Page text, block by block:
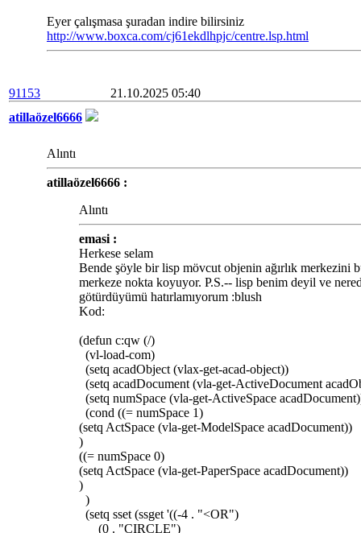
Eyer çalışmasa şuradan indire bilirsiniz
http://www.boxca.com/cj61ekdlhpjc/centre.lsp.html
91153
21.10.2025 05:40
atillaözel6666
Alıntı
atillaözel6666 :
Alıntı
emasi :
Herkese selam
Bende şöyle bir lisp mövcut objenin ağırlık merkezini
merkeze nokta koyuyor. P.S.-- lisp benim deyil ve
götürdüyümü hatırlamıyorum :blush
Kod:
(defun c:qw (/)
(vl-load-com)
(setq acadObject (vlax-get-acad-object))
(setq acadDocument (vla-get-ActiveDocument
(setq numSpace (vla-get-ActiveSpace
(cond ((= numSpace 1)
(setq ActSpace (vla-get-ModelSpace acadDocument))
)
((= numSpace 0)
(setq ActSpace (vla-get-PaperSpace acadDocument))
)
)
(setq sset (ssget '((-4 . "<OR")
(0 . "CIRCLE")